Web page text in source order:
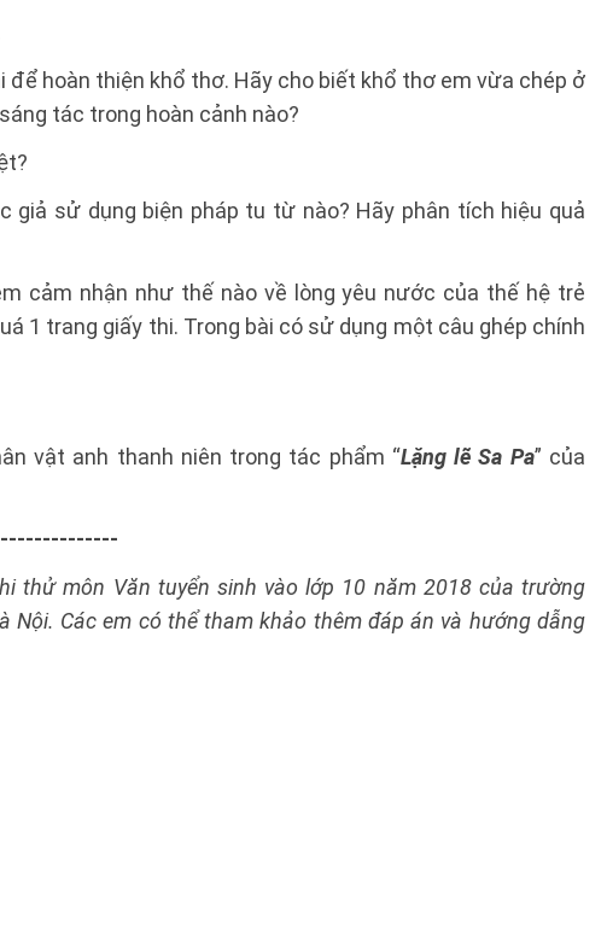
để hoàn thiện khổ thơ. Hãy cho biết khổ thơ em vừa chép ở
tác trong hoàn cảnh nào?
giả sử dụng biện pháp tu từ nào? Hãy phân tích hiệu quả
cảm nhận như thế nào về lòng yêu nước của thế hệ trẻ
1 trang giấy thi. Trong bài có sử dụng một câu ghép chính
vật anh thanh niên trong tác phẩm “Lặng lẽ Sa Pa” của
thử môn Văn tuyển sinh vào lớp 10 năm 2018 của trường
Nội. Các em có thể tham khảo thêm đáp án và hướng dẫng